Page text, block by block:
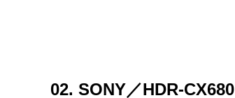
02. SONY／HDR-CX680